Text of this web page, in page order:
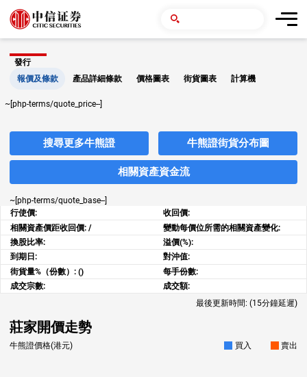
發行
報價及條款
產品詳細條款 價格圖表 街貨圖表 計算機
~[php-terms/quote_price--]
搜尋更多牛熊證 牛熊證街貨分布圖
相關資產資金流
~[php-terms/quote_base--]
行使價:
收回價:
相關資產價距收回價: /
變動每價位所需的相關資產變化:
換股比率:
溢價(%):
到期日:
對沖值:
街貨量%（份數）: ()
每手份數:
成交宗數:
成交額:
最後更新時間: (15分鐘延遲)
莊家開價走勢
牛熊證價格(港元) 買入 賣出